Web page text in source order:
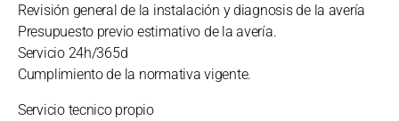
Revisión general de la instalación y diagnosis de la avería
Presupuesto previo estimativo de la avería.
Servicio 24h/365d
Cumplimiento de la normativa vigente.
Servicio tecnico propio